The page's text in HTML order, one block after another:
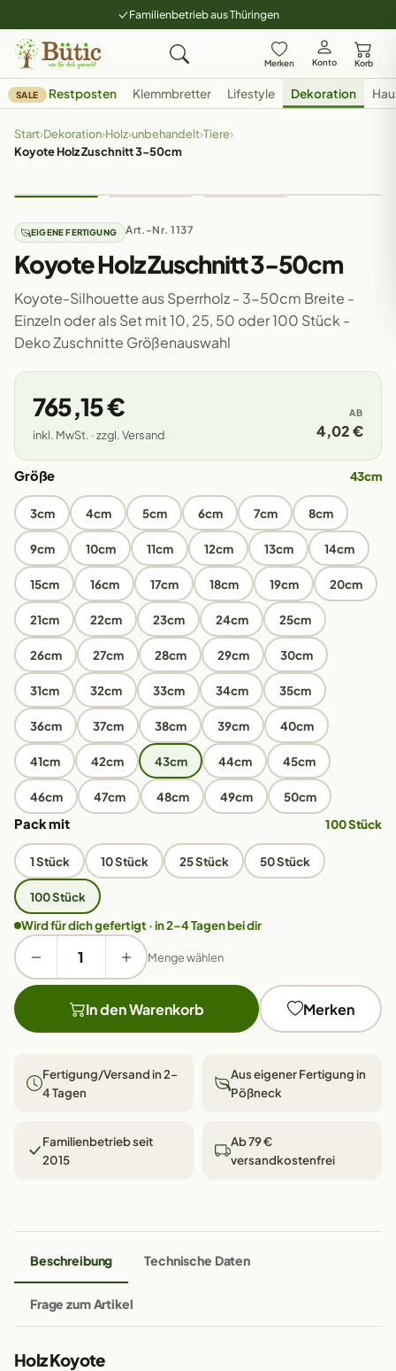
Familienbetrieb aus Thüringen
Merken Konto Korb
SALE Restposten Klemmbretter Lifestyle Dekoration
Start›Dekoration›Holz›unbehandelt›Tiere›
Koyote Holz Zuschnitt 3-50cm
EIGENE FERTIGUNG Art.-Nr. 1137
Koyote Holz Zuschnitt 3-50cm
Koyote-Silhouette aus Sperrholz - 3-50cm Breite -
Einzeln oder als Set mit 10, 25, 50 oder 100 Stück -
Deko Zuschnitte Größenauswahl
765,15 €
inkl. MwSt. · zzgl. Versand
AB
4,02 €
Größe 43cm
3cm 4cm 5cm 6cm 7cm 8cm
9cm 10cm 11cm 12cm 13cm 14cm
15cm 16cm 17cm 18cm 19cm 20cm
21cm 22cm 23cm 24cm 25cm
26cm 27cm 28cm 29cm 30cm
31cm 32cm 33cm 34cm 35cm
36cm 37cm 38cm 39cm 40cm
41cm 42cm 43cm 44cm 45cm
46cm 47cm 48cm 49cm 50cm
Pack mit 100 Stück
1 Stück 10 Stück 25 Stück 50 Stück
100 Stück
Wird für dich gefertigt · in 2–4 Tagen bei dir
Menge wählen
In den Warenkorb Merken
Fertigung/Versand in 2–
4 Tagen
Aus eigener Fertigung in
Pößneck
Familienbetrieb seit
2015
Ab 79 €
versandkostenfrei
Beschreibung Technische Daten
Frage zum Artikel
Holz Koyote